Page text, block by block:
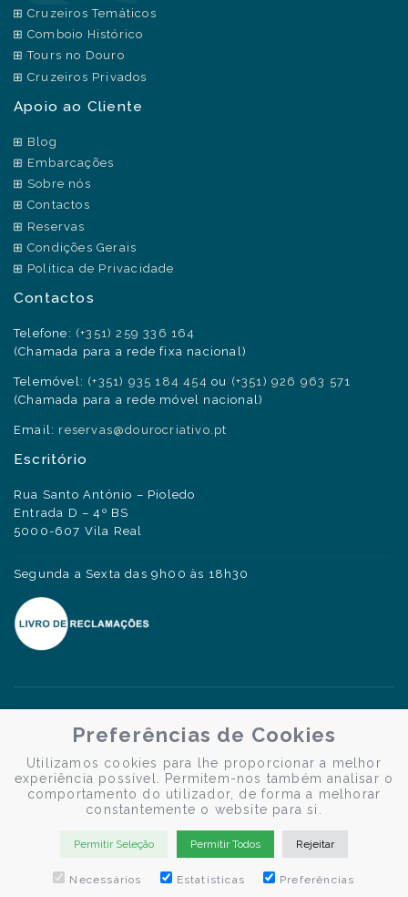
Cruzeiros Temáticos
Comboio Histórico
Tours no Douro
Cruzeiros Privados
Apoio ao Cliente
Blog
Embarcações
Sobre nós
Contactos
Reservas
Condições Gerais
Política de Privacidade
Contactos
Telefone: (+351) 259 336 164
(Chamada para a rede fixa nacional)
Telemóvel: (+351) 935 184 454 ou (+351) 926 963 571
(Chamada para a rede móvel nacional)
Email: reservas@dourocriativo.pt
Escritório
Rua Santo António – Pioledo
Entrada D – 4º BS
5000-607 Vila Real
Segunda a Sexta das 9h00 às 18h30
Preferências de Cookies
Utilizamos cookies para lhe proporcionar a melhor
experiência possível. Permitem-nos também analisar o
comportamento do utilizador, de forma a melhorar
constantemente o website para si.
Permitir Seleção Permitir Todos Rejeitar
Necessários Estatísticas Preferências